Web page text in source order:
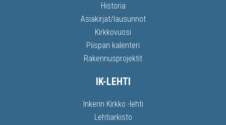
Historia
Asiakirjat/lausunnot
Kirkkovuosi
Piispan kalenteri
Rakennusprojektit
IK-LEHTI
Inkerin Kirkko -lehti
Lehtiarkisto